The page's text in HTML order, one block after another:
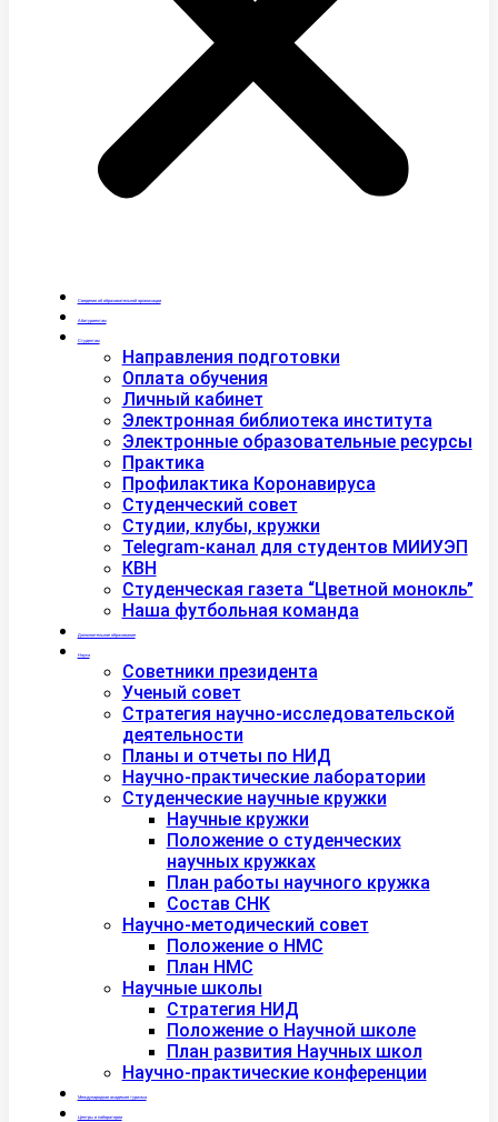
Сведения об образовательной организации
Абитуриентам
Студентам
Направления подготовки
Оплата обучения
Личный кабинет
Электронная библиотека института
Электронные образовательные ресурсы
Практика
Профилактика Коронавируса
Студенческий совет
Студии, клубы, кружки
Telegram-канал для студентов МИИУЭП
КВН
Студенческая газета “Цветной монокль”
Наша футбольная команда
Дополнительное образование
Наука
Советники президента
Ученый совет
Стратегия научно-исследовательской
деятельности
Планы и отчеты по НИД
Научно-практические лаборатории
Студенческие научные кружки
Научные кружки
Положение о студенческих
научных кружках
План работы научного кружка
Состав СНК
Научно-методический совет
Положение о НМС
План НМС
Научные школы
Стратегия НИД
Положение о Научной школе
План развития Научных школ
Научно-практические конференции
Международная академия туризма
Центры и лаборатории